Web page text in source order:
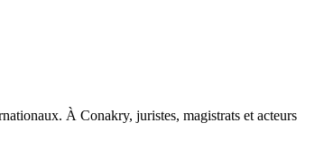
À Conakry, juristes, magistrats et acteurs